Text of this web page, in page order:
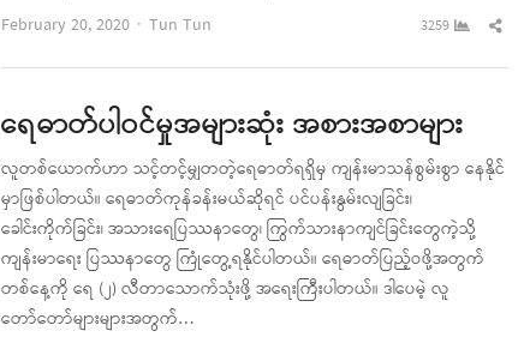
February 20, 2020
Author
Tun Tun 3259
Share
post
ရေဓာတ်ပါဝင်မှုအများဆုံး အစားအစာများ
လူတစ်ယောက်ဟာ သင့်တင့်မျှတတဲ့ရေဓာတ်ရရှိမှ ကျန်းမာသန်စွမ်းစွာ နေနိုင်
မှာဖြစ်ပါတယ်။ ရေဓာတ်ကုန်ခန်းမယ်ဆိုရင် ပင်ပန်းနွမ်းလျခြင်း၊
ခေါင်းကိုက်ခြင်း၊ အသားရေပြဿနာတွေ၊ ကြွက်သားနာကျင်ခြင်းတွေကဲ့သို့
ကျန်းမာရေး ပြဿနာတွေ ကြုံတွေ့ရနိုင်ပါတယ်။ ရေဓာတ်ပြည့်ဝဖို့အတွက်
တစ်နေ့ကို ရေ (၂) လီတာသောက်သုံးဖို့ အရေးကြီးပါတယ်။ ဒါပေမဲ့ လူ
တော်တော်များများအတွက်…